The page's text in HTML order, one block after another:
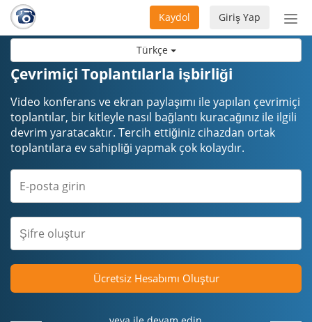
Türkçe
aç/
Giriş Yap
Kaydol
Çevrimiçi Toplantılarla işbirliği
Video konferans ve ekran paylaşımı ile yapılan çevrimiçi
toplantılar, bir kitleyle nasıl bağlantı kuracağınız ile ilgili
devrim yaratacaktır. Tercih ettiğiniz cihazdan ortak
toplantılara ev sahipliği yapmak çok kolaydır.
Ücretsiz Hesabımı Oluştur